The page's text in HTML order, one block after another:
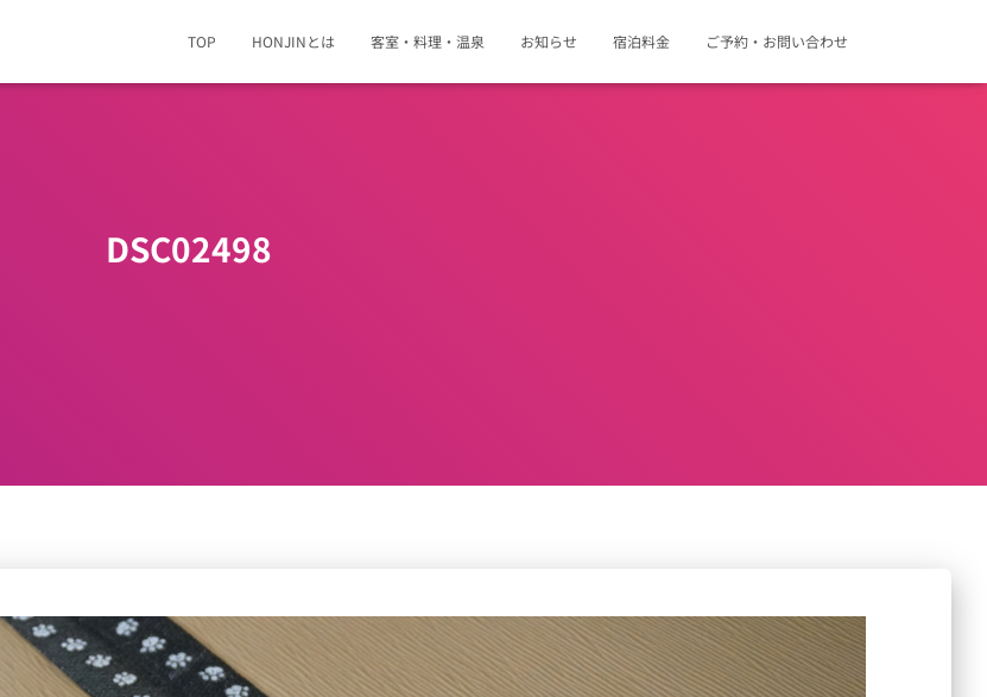
TOP HONJINとは 客室・料理・温泉 お知らせ 宿泊料金 ご予約・お問い合わせ
DSC02498